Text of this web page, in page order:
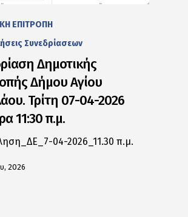
ΕΠΙΤΡΟΠΗ
Συνεδρίασεων
Δημοτικής
Δήμου Αγίου
Τρίτη 07-04-2026
11:30 π.μ.
04-2026_11.30 π.μ.
2026